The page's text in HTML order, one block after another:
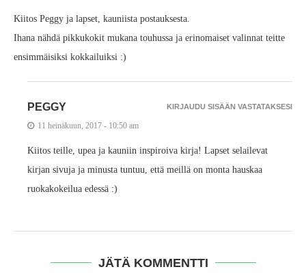
Kiitos Peggy ja lapset, kauniista postauksesta.
Ihana nähdä pikkukokit mukana touhussa ja erinomaiset valinnat teitte
ensimmäisiksi kokkailuiksi :)
PEGGY
11 heinäkuun, 2017 - 10:50 am
Kiitos teille, upea ja kauniin inspiroiva kirja! Lapset selailevat
kirjan sivuja ja minusta tuntuu, että meillä on monta hauskaa
ruokakokeilua edessä :)
KIRJAUDU SISÄÄN VASTATAKSESI
JÄTÄ KOMMENTTI